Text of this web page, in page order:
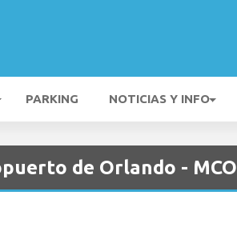
PARKING NOTICIAS Y INFO
de Orlando - MCO